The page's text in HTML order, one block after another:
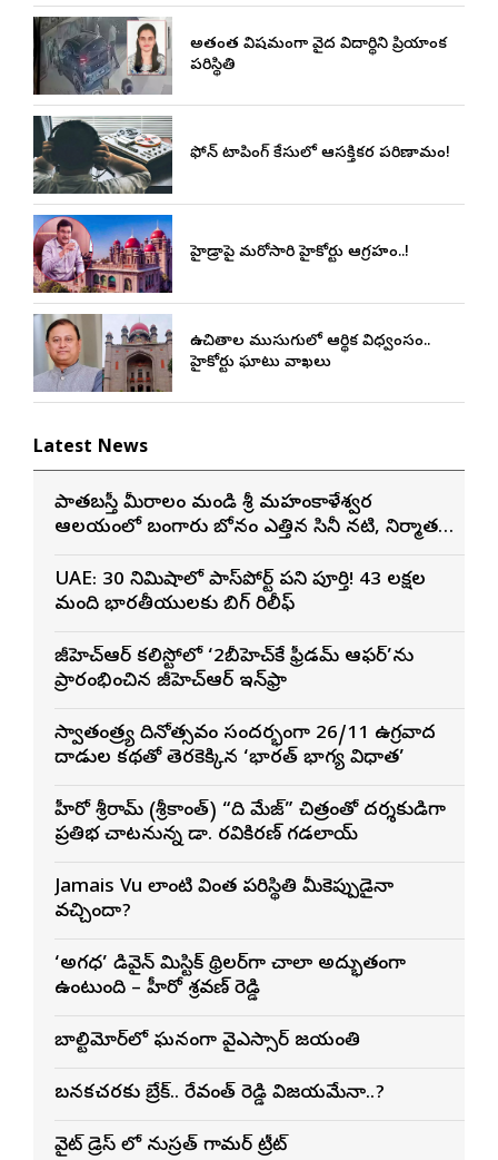
అత్యంత విషమంగా వైద్య విద్యార్థిని ప్రియాంక
పరిస్థితి
ఫోన్ ట్యాపింగ్ కేసులో ఆసక్తికర పరిణామం!
హైడ్రాపై మరోసారి హైకోర్టు ఆగ్రహం..!
ఉచితాల ముసుగులో ఆర్థిక విధ్వంసం..
హైకోర్టు ఘాటు వ్యాఖ్యలు
Latest News
పాతబస్తీ మీరాలం మండి శ్రీ మహంకాళేశ్వర
ఆలయంలో బంగారు బోనం ఎత్తిన సినీ నటి, నిర్మాత
UAE: 30 నిమిషాల్లో పాస్‌పోర్ట్ పని పూర్తి! 43 లక్షల
మంది భారతీయులకు బిగ్ రిలీఫ్
జీహెచ్ఆర్ కల్లిస్టోలో ‘2బీహెచ్‌కే ఫ్రీడమ్ ఆఫర్’ను
ప్రారంభించిన జీహెచ్ఆర్ ఇన్‌ఫ్రా
స్వాతంత్ర్య దినోత్సవం సందర్భంగా 26/11 ఉగ్రవాద
దాడుల కథతో తెరకెక్కిన ‘భారత్ భాగ్య విధాత’
హీరో శ్రీరామ్ (శ్రీకాంత్) “ది మేజ్” చిత్రంతో దర్శకుడిగా
ప్రతిభ చాటనున్న డా. రవికిరణ్ గడలాయ్
Jamais Vu లాంటి వింత పరిస్థితి మీకెప్పుడైనా
వచ్చిందా?
‘అగధ’ డివైన్ మిస్టిక్ థ్రిల్లర్‌గా చాలా అద్భుతంగా
ఉంటుంది – హీరో శ్రవణ్ రెడ్డి
బాల్టిమోర్‌లో ఘనంగా వైఎస్సార్‌ జయంతి
బనకచర్లకు బ్రేక్.. రేవంత్ రెడ్డి విజయమేనా..?
వైట్ డ్రెస్ లో నుస్ర‌త్ గ్లామ‌ర్ ట్రీట్